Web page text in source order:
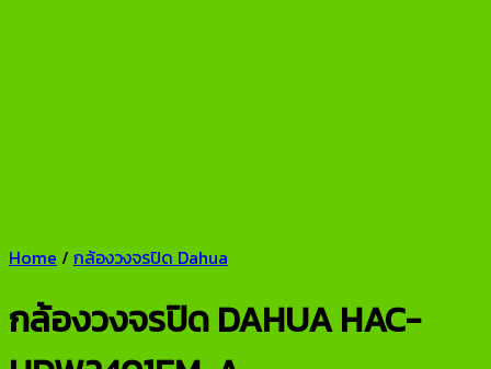
Home / กล้องวงจรปิด Dahua
กล้องวงจรปิด DAHUA HAC-